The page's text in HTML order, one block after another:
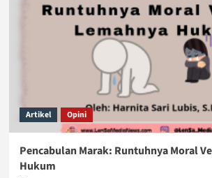
Artikel Opini
Pencabulan Marak: Runtuhnya Moral
Hukum